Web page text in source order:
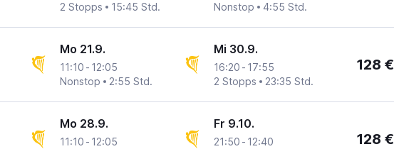
2 Stopps
15:45 Std.
Nonstop
4:55 Std.
Mo 21.9.
11:10 - 12:05
Nonstop
2:55 Std.
Mi 30.9.
16:20 - 17:55
2 Stopps
23:35 Std.
128 €
Mo 28.9.
11:10 - 12:05
Fr 9.10.
21:50 - 12:40
128 €